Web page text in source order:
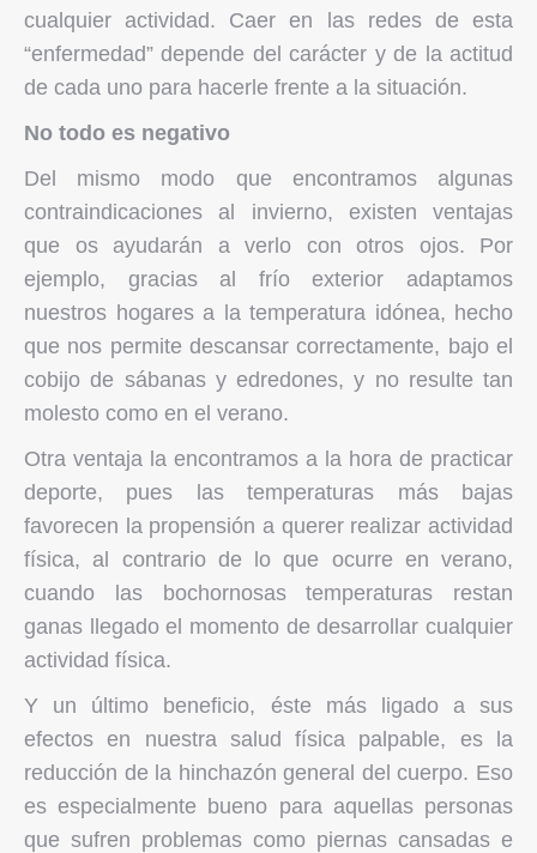
cualquier actividad. Caer en las redes de esta
“enfermedad” depende del carácter y de la actitud
de cada uno para hacerle frente a la situación.
No todo es negativo
Del mismo modo que encontramos algunas
contraindicaciones al invierno, existen ventajas
que os ayudarán a verlo con otros ojos. Por
ejemplo, gracias al frío exterior adaptamos
nuestros hogares a la temperatura idónea, hecho
que nos permite descansar correctamente, bajo el
cobijo de sábanas y edredones, y no resulte tan
molesto como en el verano.
Otra ventaja la encontramos a la hora de practicar
deporte, pues las temperaturas más bajas
favorecen la propensión a querer realizar actividad
física, al contrario de lo que ocurre en verano,
cuando las bochornosas temperaturas restan
ganas llegado el momento de desarrollar cualquier
actividad física.
Y un último beneficio, éste más ligado a sus
efectos en nuestra salud física palpable, es la
reducción de la hinchazón general del cuerpo. Eso
es especialmente bueno para aquellas personas
que sufren problemas como piernas cansadas e